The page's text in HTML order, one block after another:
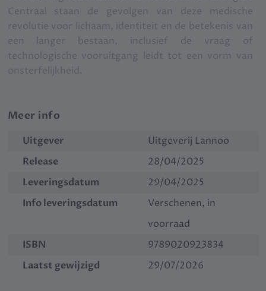
Centraal staan de gevolgen van deze medische
revolutie voor lichaam, identiteit en de betekenis van
een langer bestaan, inclusief de vraag of
technologische vooruitgang leidt tot een vorm van
onsterfelijkheid.
Meer info
Uitgever
Uitgeverij Lannoo
Release
28/04/2025
Leveringsdatum
29/04/2025
Info leveringsdatum
Verschenen, in
voorraad
ISBN
9789020923834
Laatst gewijzigd
29/07/2026